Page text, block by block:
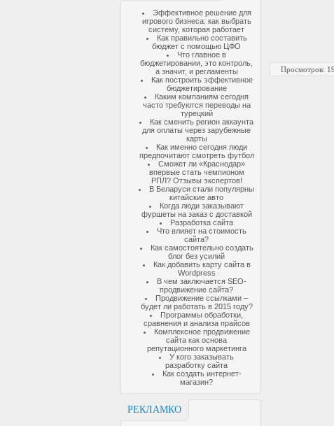
Эффективное решение для
игрового бизнеса: как выбрать
систему, которая работает
Как правильно составить
бюджет с помощью ЦФО
Что главное в
бюджетировании, это контроль,
а значит, и регламенты
Как построить эффективное
бюджетирование
Каким компаниям сегодня
часто требуются переводы на
турецкий
Как сменить регион аккаунта
для оплаты через зарубежные
карты
Как именно сегодня люди
предпочитают смотреть футбол
Сможет ли «Краснодар»
впервые стать чемпионом
РПЛ? Отзывы экспертов!
В Беларуси стали популярны
китайские авто
Когда люди заказывают
фуршеты на заказ с доставкой
Разработка сайта
Что влияет на стоимость
сайта?
Как самостоятельно создать
блог без усилий
Как добавить карту сайта в
Wordpress
В чем заключается SEO-
продвижение сайта?
Продвижение ссылками –
будет ли работать в 2015 году?
Программы обработки,
сравнения и анализа прайсов
Комплексное продвижение
сайта как основа
репутационного маркетинга
У кого заказывать
разработку сайта
Как создать интернет-
магазин?
РЕКЛАМКО
Просмотров: